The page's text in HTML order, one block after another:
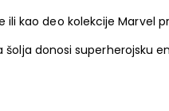
ili kao deo kolekcije Marvel
donosi superherojsku